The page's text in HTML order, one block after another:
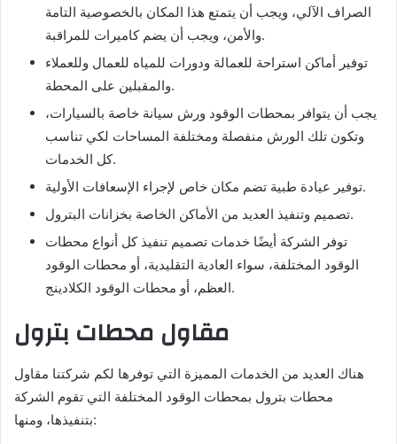
الصراف الآلي، ويجب أن يتمتع هذا المكان بالخصوصية التامة
والأمن، ويجب أن يضم كاميرات للمراقبة.
توفير أماكن استراحة للعمالة ودورات للمياه للعمال وللعملاء
والمقبلين على المحطة.
يجب أن يتوافر بمحطات الوقود ورش سيانة خاصة بالسيارات،
وتكون تلك الورش منفصلة ومختلفة المساحات لكي تناسب
كل الخدمات.
توفير عيادة طبية تضم مكان خاص لإجراء الإسعافات الأولية.
تصميم وتنفيذ العديد من الأماكن الخاصة بخزانات البترول.
توفر الشركة أيضًا خدمات تصميم تنفيذ كل أنواع محطات
الوقود المختلفة، سواء العادية التقليدية، أو محطات الوقود
العظم، أو محطات الوقود الكلادينج.
مقاول محطات بترول
هناك العديد من الخدمات المميزة التي توفرها لكم شركتنا مقاول
محطات بترول بمحطات الوقود المختلفة التي تقوم الشركة
بتنفيذها، ومنها: